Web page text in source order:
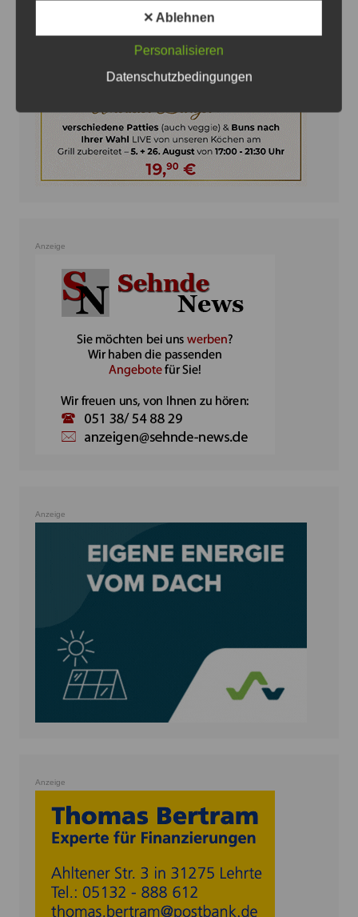
Anzeige
Anzeige
Anzeige
✕ Ablehnen
Personalisieren
Datenschutzbedingungen